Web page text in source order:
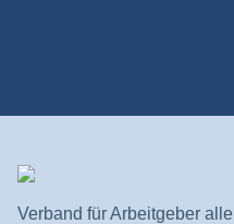
Verband für Arbeitgeber